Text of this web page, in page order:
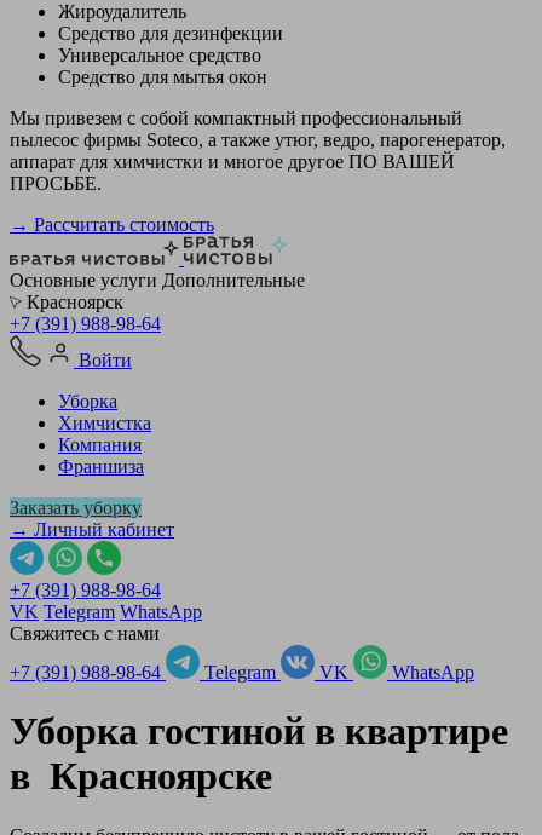
Жироудалитель
Средство для дезинфекции
Универсальное средство
Средство для мытья окон
Мы привезем с собой компактный профессиональный
пылесос фирмы Soteco, а также утюг, ведро, парогенератор,
аппарат для химчистки и многое другое ПО ВАШЕЙ
ПРОСЬБЕ.
→ Рассчитать стоимость
Основные услуги Дополнительные
Красноярск
+7 (391) 988-98-64
Войти
Уборка
Химчистка
Компания
Франшиза
Заказать уборку
→ Личный кабинет
+7 (391) 988-98-64
VK Telegram WhatsApp
Свяжитесь с нами
+7 (391) 988-98-64
Telegram VK WhatsApp
Уборка гостиной в квартире
в Красноярске